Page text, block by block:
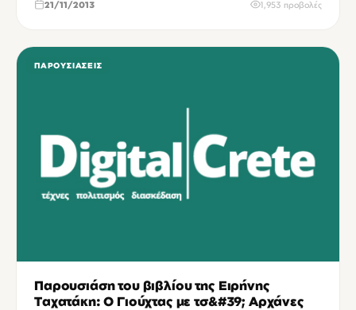
21/11/2013 1,953 προβολές
ΠΑΡΟΥΣΙΆΣΕΙΣ
Παρουσιάση του βιβλίου της Ειρήνης
Ταχατάκη: Ο Γιούχτας με τσ&#39; Αρχάνες